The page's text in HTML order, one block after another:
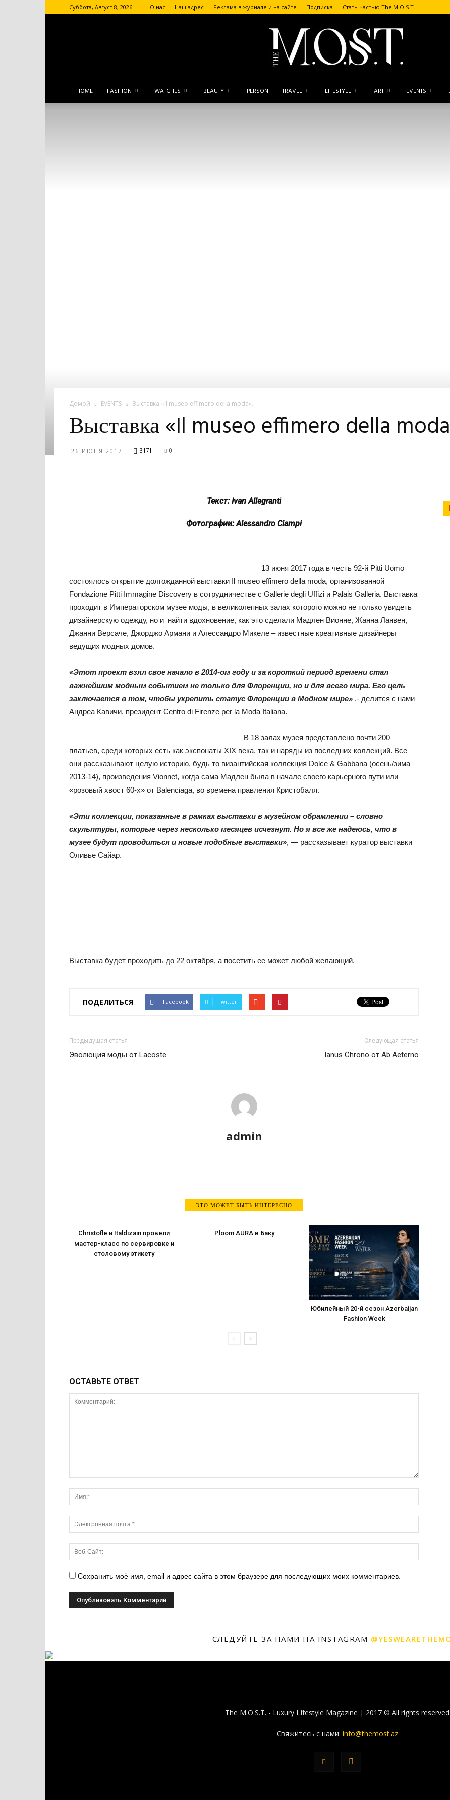
Суббота, Август 8, 2026 О нас Наш адрес Реклама в журнале и на сайте Подписка Стать частью The M.O.S.T.
The
HOME FASHION WATCHES BEAUTY PERSON TRAVEL LIFESTYLE ART EVENTS
Домой EVENTS Выставка «Il museo effimero della moda».
Выставка «Il museo effimero della
26 ИЮНЯ 2017 3171 0
Текст: Ivan Allegranti
Фотографии: Alessandro Ciampi
13 июня 2017 года в честь 92-й Pitti Uomo
состоялось открытие долгожданной выставки Il museo effimero della moda, организованной
Fondazione Pitti Immagine Discovery в сотрудничестве с Gallerie degli Uffizi и Palais Galleria. Выставка
проходит в Императорском музее моды, в великолепных залах которого можно не только увидеть
дизайнерскую одежду, но и найти вдохновение, как это сделали Мадлен Вионне, Жанна Ланвен,
Джанни Версаче, Джорджо Армани и Алессандро Микеле – известные креативные дизайнеры
ведущих модных домов.
«Этот проект взял свое начало в 2014-ом году и за короткий период времени стал
важнейшим модным событием не только для Флоренции, но и для всего мира. Его цель
заключается в том, чтобы укрепить статус Флоренции в Модном мире» ,- делится с нами
Андреа Кавичи, президент Centro di Firenze per la Moda Italiana.
В 18 залах музея представлено почти 200
платьев, среди которых есть как экспонаты XIX века, так и наряды из последних коллекций. Все
они рассказывают целую историю, будь то византийская коллекция Dolce & Gabbana (осень/зима
2013-14), произведения Vionnet, когда сама Мадлен была в начале своего карьерного пути или
«розовый хвост 60-х» от Balenciaga, во времена правления Кристобаля.
«Эти коллекции, показанные в рамках выставки в музейном обрамлении – словно
скульптуры, которые через несколько месяцев исчезнут. Но я все же надеюсь, что в
музее будут проводиться и новые подобные выставки», — рассказывает куратор выставки
Оливье Сайар.
Выставка будет проходить до 22 октября, а посетить ее может любой желающий.
ПОДЕЛИТЬСЯ Facebook Twitter
Предыдущая статья
Эволюция моды от Lacoste
Следующая статья
Ianus Chrono от Ab Aeterno
admin
ЭТО МОЖЕТ БЫТЬ ИНТЕРЕСНО
Christofle и Italdizain провели
мастер-класс по сервировке и
столовому этикету
Ploom AURA в Баку
Юбилейный 20-й сезон Azerbaijan
Fashion Week
ОСТАВЬТЕ ОТВЕТ
Сохранить моё имя, email и адрес сайта в этом браузере для последующих моих комментариев.
СЛЕДУЙТЕ ЗА НАМИ НА INSTAGRAM
The M.O.S.T. - Luxury LIfestyle Magazine | 2017 © All rights reserved
Свяжитесь с нами: info@themost.az